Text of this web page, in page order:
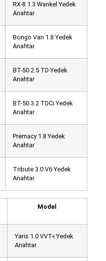
RX-8 1.3 Wankel Yedek
Anahtar
Bongo Van 1.8 Yedek
Anahtar
BT-50 2.5 TD Yedek
Anahtar
BT-50 3.2 TDCi Yedek
Anahtar
Premacy 1.8 Yedek
Anahtar
Tribute 3.0 V6 Yedek
Anahtar
Model
Yaris 1.0 VVT-i Yedek
Anahtar